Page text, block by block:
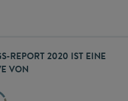
REPORT 2020 IST EINE
VON